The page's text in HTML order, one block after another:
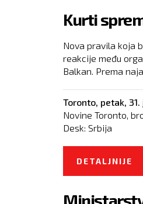
Kurti
Nova pravila koja
reakcije među
Balkan. Prema
Toronto, petak, 31.
Novine Toronto,
Desk: Srbija
DETALJNIJE